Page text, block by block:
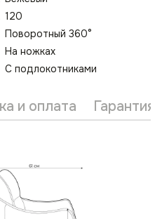
120
Поворотный 360°
На ножках
С подлокотниками
и оплата Гарантия